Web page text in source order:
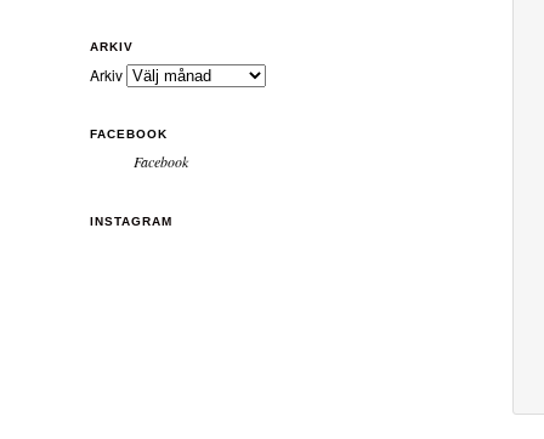
ARKIV
Arkiv
FACEBOOK
Facebook
INSTAGRAM